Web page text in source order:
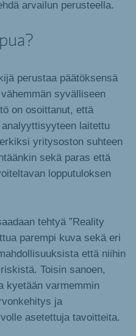
arvailun perusteella.
perustaa päätöksensä
syvälliseen
on osoittanut, että
laitettu
yritysoston suhteen
sekä paras että
lopputuloksen
tehtyä ”Reality
parempi kuva sekä eri
että niihin
Toisin sanoen,
kyetään varmemmin
ja
asetettuja tavoitteita.